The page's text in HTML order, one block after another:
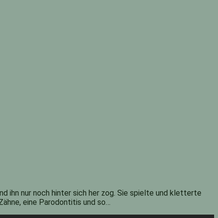
ihn nur noch hinter sich her zog. Sie spielte und kletterte
eine Parodontitis und so…